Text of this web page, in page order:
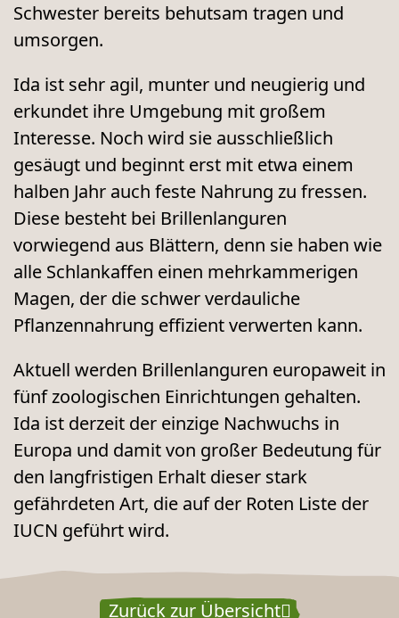
Schwester bereits behutsam tragen und
umsorgen.
Ida ist sehr agil, munter und neugierig und
erkundet ihre Umgebung mit großem
Interesse. Noch wird sie ausschließlich
gesäugt und beginnt erst mit etwa einem
halben Jahr auch feste Nahrung zu fressen.
Diese besteht bei Brillenlanguren
vorwiegend aus Blättern, denn sie haben wie
alle Schlankaffen einen mehrkammerigen
Magen, der die schwer verdauliche
Pflanzennahrung effizient verwerten kann.
Aktuell werden Brillenlanguren europaweit in
fünf zoologischen Einrichtungen gehalten.
Ida ist derzeit der einzige Nachwuchs in
Europa und damit von großer Bedeutung für
den langfristigen Erhalt dieser stark
gefährdeten Art, die auf der Roten Liste der
IUCN geführt wird.
Zurück zur Übersicht